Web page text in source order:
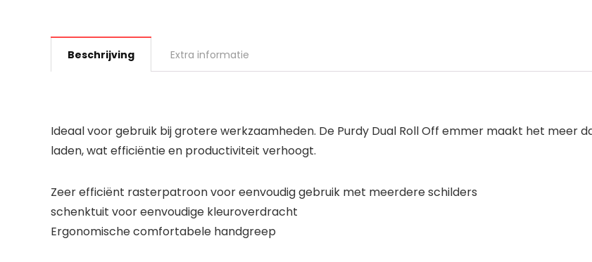
Beschrijving Extra informatie
Ideaal voor gebruik bij grotere werkzaamheden. De Purdy Dual Roll Off emmer maakt het meer
laden, wat efficiëntie en productiviteit verhoogt.
Zeer efficiënt rasterpatroon voor eenvoudig gebruik met meerdere schilders
schenktuit voor eenvoudige kleuroverdracht
Ergonomische comfortabele handgreep